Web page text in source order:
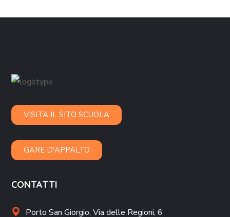
VISITA IL SITO SCUOLA
GARE D'APPALTO
CONTATTI
Porto San Giorgio,Via delle Regioni, 6